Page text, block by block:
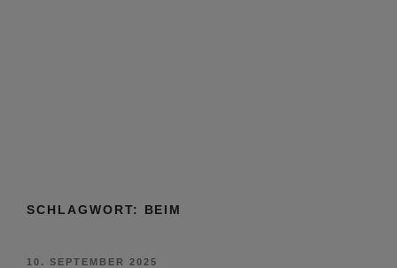
SCHLAGWORT: BEIM
VERÖFFENTLICHT
10. SEPTEMBER 2025